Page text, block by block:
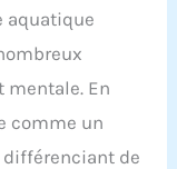
aquatique
mentale. En
comme un
de